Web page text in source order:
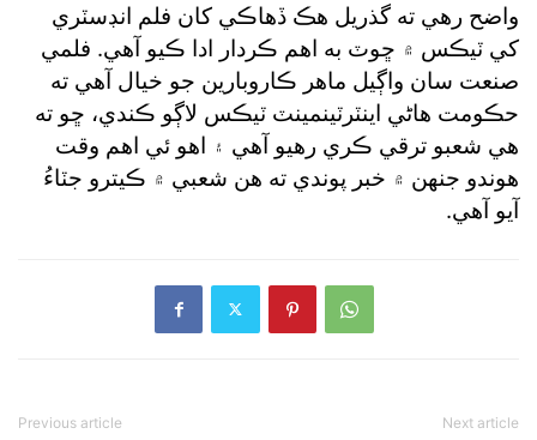
واضح رهي ته گذريل هڪ ڏهاڪي کان فلم انڊسٽري
کي ٽيڪس ۾ ڇوٽ به اهم ڪردار ادا ڪيو آهي. فلمي
صنعت سان واڳيل ماهر ڪاروبارين جو خيال آهي ته
حڪومت هاڻي اينٽرٽينمينٽ ٽيڪس لاڳو ڪندي، ڇو ته
هي شعبو ترقي ڪري رهيو آهي ۽ اهو ئي اهم وقت
هوندو جنهن ۾ خبر پوندي ته هن شعبي ۾ ڪيترو جٽاءُ
آيو آهي.
Previous article Next article